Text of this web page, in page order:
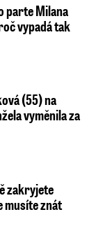
parte Milana
vypadá tak
(55) na
vyměnila za
zakryjete
musíte znát